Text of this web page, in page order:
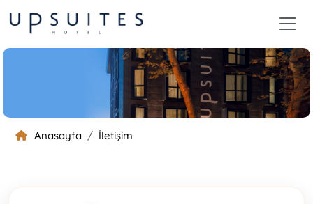
Anasayfa İletişim